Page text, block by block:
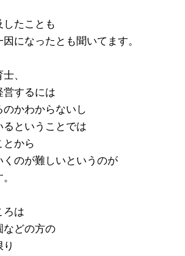
たことも
になったとも聞いてます。
、
営するには
かわからないし
ということでは
とから
くのが難しいというのが
ろは
などの方の